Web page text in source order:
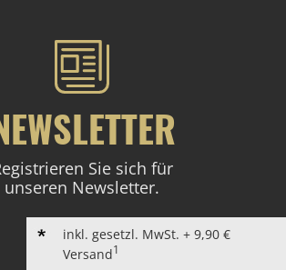
Sie sich für
unseren Newsletter.
ANMELDEN
inkl. gesetzl. MwSt. + 9,90 €
Versand1